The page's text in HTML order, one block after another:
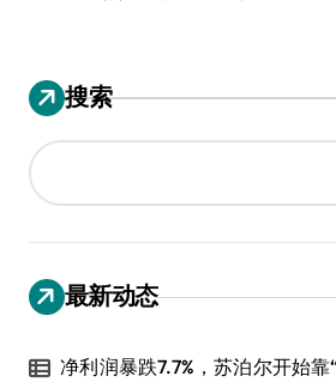
搜索
最新动态
净利润暴跌7.7%，苏泊尔开始靠